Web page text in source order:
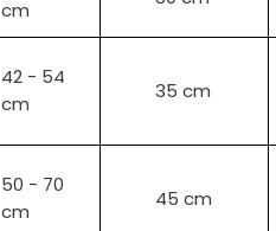
cm
42 - 54
cm
35 cm
50 - 70
cm
45 cm